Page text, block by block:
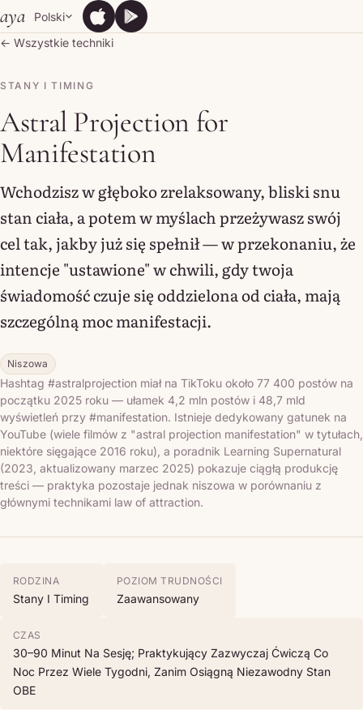
Skip to content
aya Polski App Store
App StoreGoogle Play
Google Play
← Wszystkie techniki
STANY I TIMING
Astral Projection for
Manifestation
Wchodzisz w głęboko zrelaksowany, bliski snu
stan ciała, a potem w myślach przeżywasz swój
cel tak, jakby już się spełnił — w przekonaniu, że
intencje "ustawione" w chwili, gdy twoja
świadomość czuje się oddzielona od ciała, mają
szczególną moc manifestacji.
Niszowa
Hashtag #astralprojection miał na TikToku około 77 400 postów na
początku 2025 roku — ułamek 4,2 mln postów i 48,7 mld
wyświetleń przy #manifestation. Istnieje dedykowany gatunek na
YouTube (wiele filmów z "astral projection manifestation" w tytułach,
niektóre sięgające 2016 roku), a poradnik Learning Supernatural
(2023, aktualizowany marzec 2025) pokazuje ciągłą produkcję
treści — praktyka pozostaje jednak niszowa w porównaniu z
głównymi technikami law of attraction.
RODZINA
Stany I Timing
POZIOM TRUDNOŚCI
Zaawansowany
CZAS
30–90 Minut Na Sesję; Praktykujący Zazwyczaj Ćwiczą Co
Noc Przez Wiele Tygodni, Zanim Osiągną Niezawodny Stan
OBE